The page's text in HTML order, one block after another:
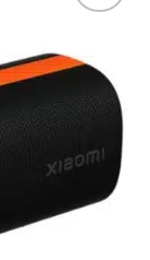
aos meus
desejos